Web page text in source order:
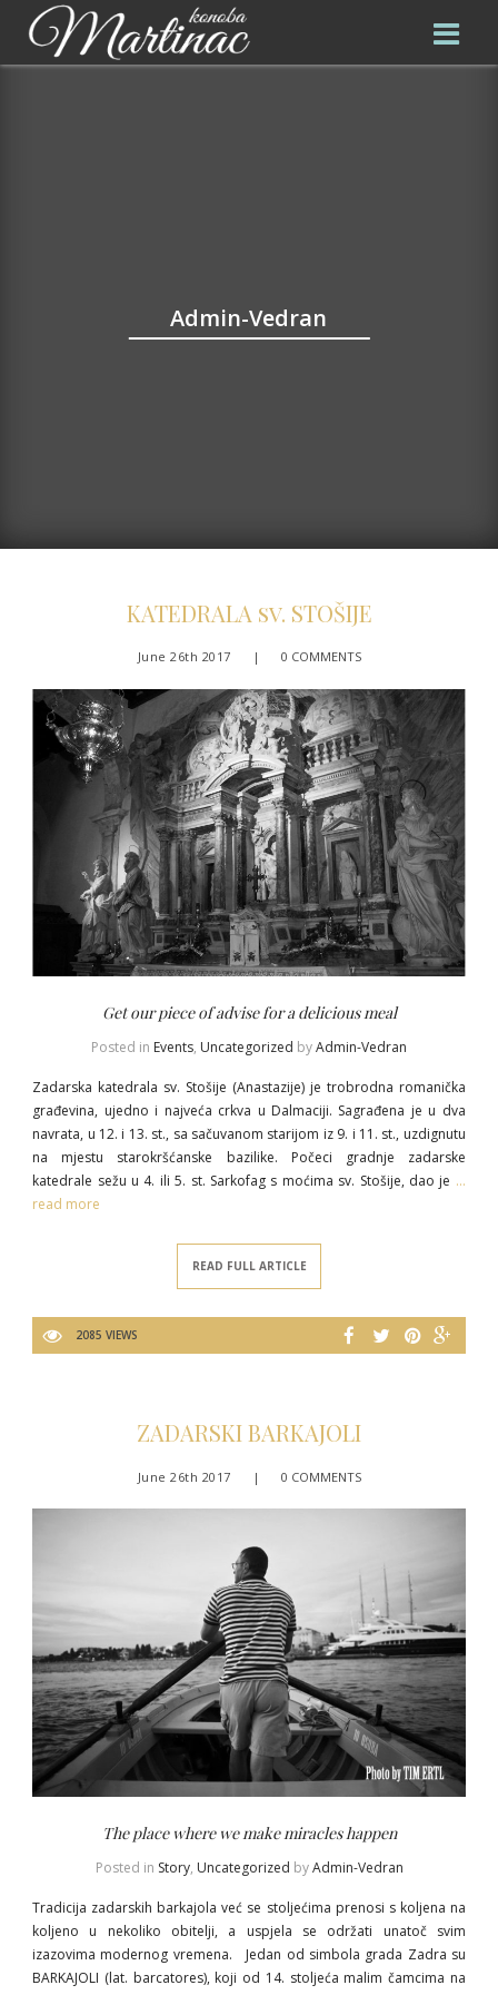
Admin-Vedran
KATEDRALA sv. STOŠIJE
June 26th 2017 | 0 COMMENTS
Get our piece of advise for a delicious meal
Posted in Events, Uncategorized byAdmin-Vedran
Zadarska katedrala sv. Stošije (Anastazije) je trobrodna romanička
građevina, ujedno i najveća crkva u Dalmaciji. Sagrađena je u dva
navrata, u 12. i 13. st., sa sačuvanom starijom iz 9. i 11. st., uzdignutu
na mjestu starokršćanske bazilike. Počeci gradnje zadarske
katedrale sežu u 4. ili 5. st. Sarkofag s moćima sv. Stošije, dao je …
read more
READ FULL ARTICLE
2085 VIEWS
ZADARSKI BARKAJOLI
June 26th 2017 | 0 COMMENTS
The place where we make miracles happen
Posted in Story, Uncategorized byAdmin-Vedran
Tradicija zadarskih barkajola već se stoljećima prenosi s koljena na
koljeno u nekoliko obitelji, a uspjela se održati unatoč svim
izazovima modernog vremena. Jedan od simbola grada Zadra su
BARKAJOLI (lat. barcatores), koji od 14. stoljeća malim čamcima na